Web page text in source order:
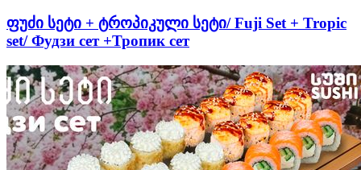
ფუძი სეტი + ტროპიკული სეტი/ Fuji Set + Tropic
set/ Фудзи сет +Тропик сет